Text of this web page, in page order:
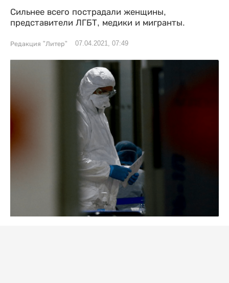
Сильнее всего пострадали женщины,
представители ЛГБТ, медики и мигранты.
Редакция "Литер" 07.04.2021, 07:49